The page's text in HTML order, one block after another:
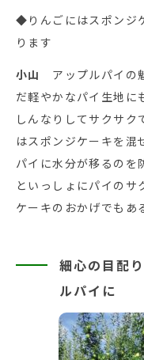
◆りんごにはスポンジ
ります
小山
アップルパイの
だ軽やかなパイ生地に
しんなりしてサクサク
はスポンジケーキを混
パイに水分が移るのを
といっしょにパイのサ
ケーキのおかげでもあ
細心の目配
ルパイに